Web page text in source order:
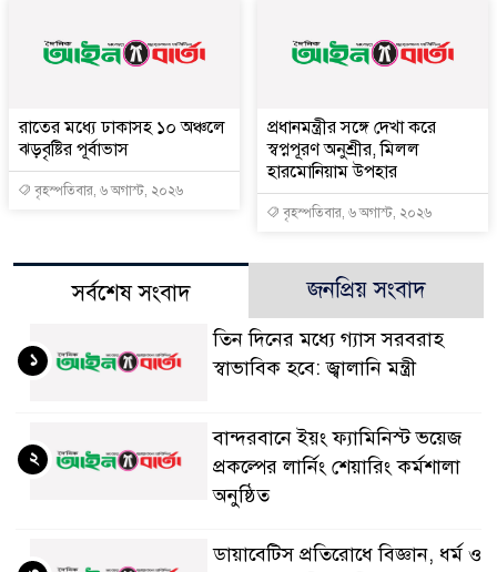
রাতের মধ্যে ঢাকাসহ ১০ অঞ্চলে
ঝড়বৃষ্টির পূর্বাভাস
বৃহস্পতিবার, ৬ অগাস্ট, ২০২৬
প্রধানমন্ত্রীর সঙ্গে দেখা করে
স্বপ্নপূরণ অনুশ্রীর, মিলল
হারমোনিয়াম উপহার
বৃহস্পতিবার, ৬ অগাস্ট, ২০২৬
সর্বশেষ সংবাদ জনপ্রিয় সংবাদ
তিন দিনের মধ্যে গ্যাস সরবরাহ
স্বাভাবিক হবে: জ্বালানি মন্ত্রী
১
বান্দরবানে ইয়ং ফ্যামিনিস্ট ভয়েজ
প্রকল্পের লার্নিং শেয়ারিং কর্মশালা
অনুষ্ঠিত
২
ডায়াবেটিস প্রতিরোধে বিজ্ঞান, ধর্ম ও